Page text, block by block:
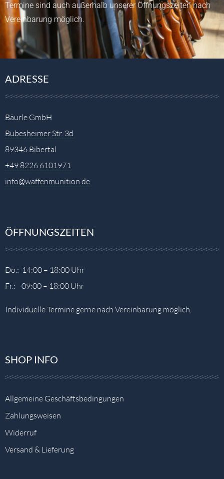
Termine sind auch außerhalb unserer Öffnungszeiten nach
Vereinbarung möglich.
ADRESSE
Bäurle GmbH
Bubesheimer Str. 3d
89346 Bibertal
+49 8226 6101971
info@waffenmunition.de
ÖFFNUNGSZEITEN
Do.: 14:00 – 18:00 Uhr
Fr.: 09:00 – 18:00 Uhr
Individuelle Termine gerne nach Vereinbarung möglich.
SHOP INFO
Allgemeine Geschäftsbedingungen
Zahlungsweisen
Widerruf
Versand & Lieferung